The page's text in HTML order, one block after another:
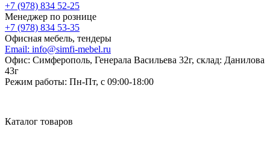
+7 (978) 834 52-25
Менеджер по рознице
+7 (978) 834 53-35
Офисная мебель, тендеры
Email: info@simfi-mebel.ru
Офис: Симферополь, Генерала Васильева 32г, склад: Данилова
43г
Режим работы: Пн-Пт, с 09:00-18:00
Каталог товаров